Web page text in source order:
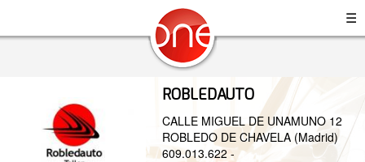
☰
ROBLEDAUTO
CALLE MIGUEL DE UNAMUNO 12
ROBLEDO DE CHAVELA (Madrid)
609.013.622 -